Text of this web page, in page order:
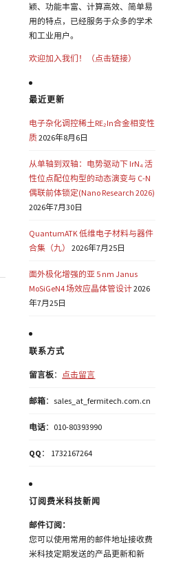
颖、功能丰富、计算高效、简单易
用的特点，已经服务于众多的学术
和工业用户。
欢迎加入我们！（点击链接）
最近更新
电子杂化调控稀土RE₂In合金相变性
质2026年8月6日
从单轴到双轴：电势驱动下 IrN₄ 活
性位点配位构型的动态演变与 C-N
偶联前体锁定(Nano Research 2026)
2026年7月30日
QuantumATK 低维电子材料与器件
合集（九）
2026年7月25日
面外极化增强的亚 5 nm Janus
MoSiGeN4 场效应晶体管设计2026
年7月25日
联系方式
留言板： 点击留言
邮箱：sales_at_fermitech.com.cn
电话：010-80393990
QQ ： 1732167264
订阅费米科技新闻
邮件订阅：
您可以使用常用的邮件地址接收费
米科技定期发送的产品更新和新